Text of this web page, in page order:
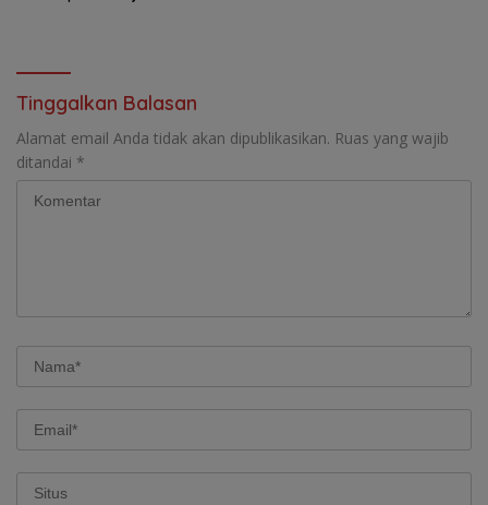
Tinggalkan Balasan
Alamat email Anda tidak akan dipublikasikan. Ruas yang wajib
ditandai *